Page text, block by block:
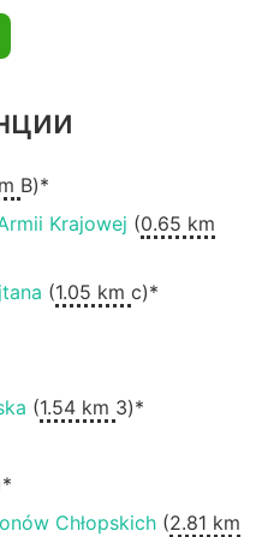
В)*
Krajowej (0.65 km
(1.05 km с)*
(1.54 km З)*
Chłopskich (2.81 km